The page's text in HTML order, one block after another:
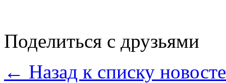
Поделиться с друзьями
← Назад к списку